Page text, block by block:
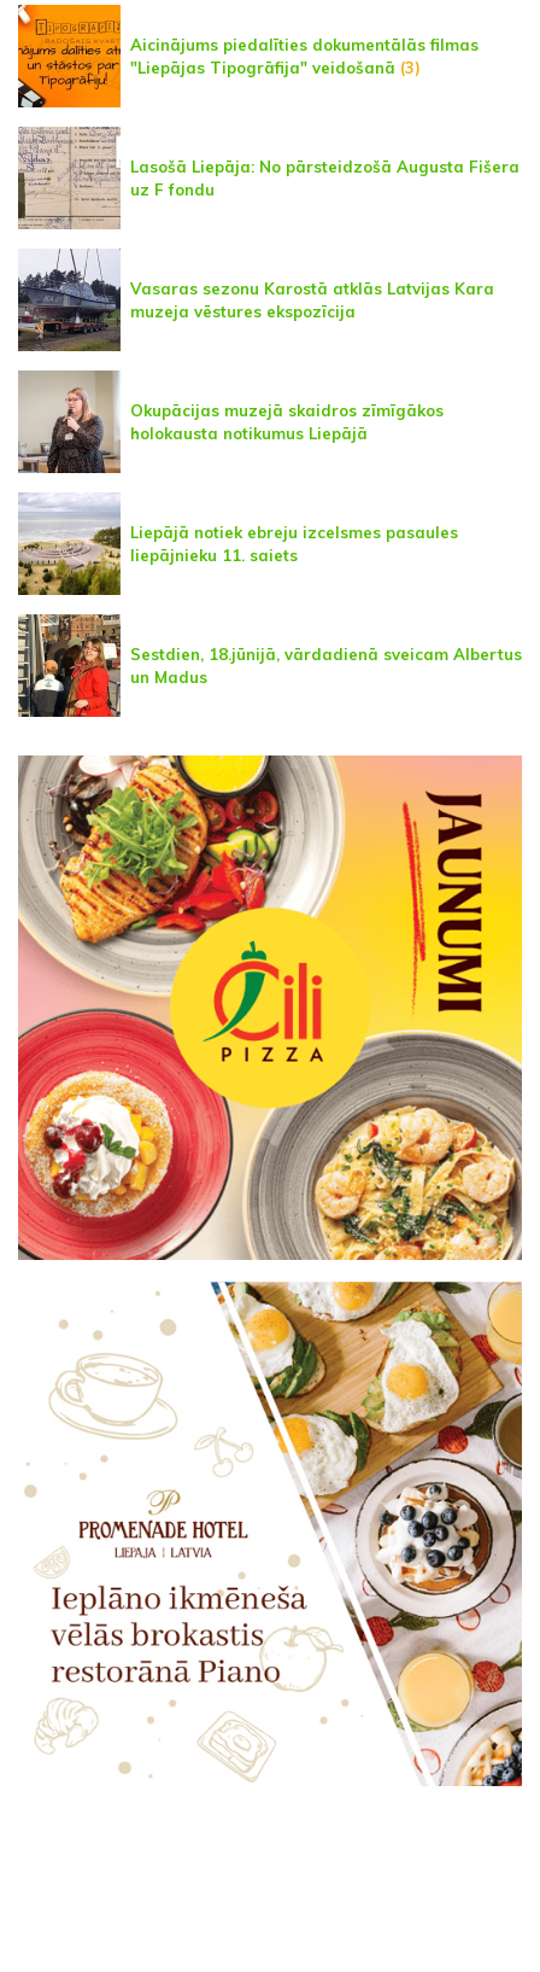
Aicinājums piedalīties dokumentālās filmas
"Liepājas Tipogrāfija" veidošanā (3)
Lasošā Liepāja: No pārsteidzošā Augusta Fišera
uz F fondu
Vasaras sezonu Karostā atklās Latvijas Kara
muzeja vēstures ekspozīcija
Okupācijas muzejā skaidros zīmīgākos
holokausta notikumus Liepājā
Liepājā notiek ebreju izcelsmes pasaules
liepājnieku 11. saiets
Sestdien, 18.jūnijā, vārdadienā sveicam Albertus
un Madus